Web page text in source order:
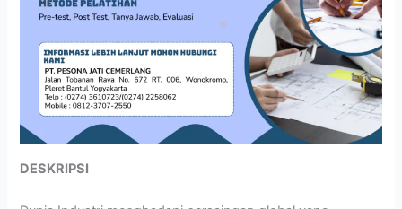
DESKRIPSI